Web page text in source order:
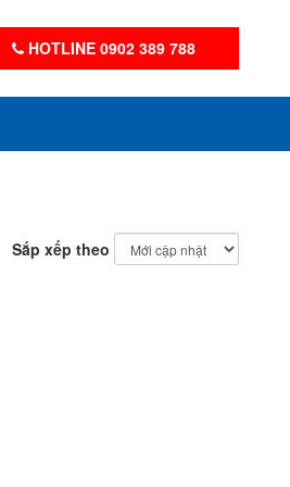
HOTLINE 0902 389 788
Sắp xếp theo